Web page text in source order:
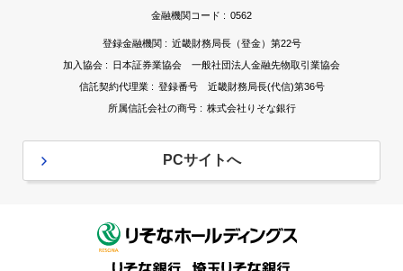
金融機関コード : 0562
登録金融機関 : 近畿財務局長（登金）第22号
加入協会 : 日本証券業協会 一般社団法人金融先物取引業協会
信託契約代理業 : 登録番号 近畿財務局長(代信)第36号
所属信託会社の商号 : 株式会社りそな銀行
PCサイトへ